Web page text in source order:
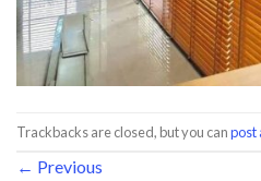
Trackbacks are closed, but you canpost
← Previous